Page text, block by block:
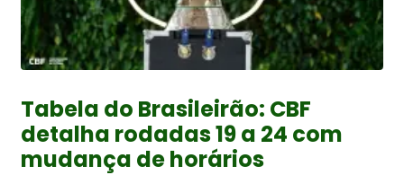
Tabela do Brasileirão: CBF
detalha rodadas 19 a 24 com
mudança de horários